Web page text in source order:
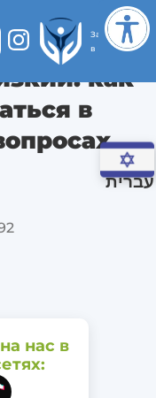
עברית
Защита прав
в Израиле
разобраться в
как
в
нас в